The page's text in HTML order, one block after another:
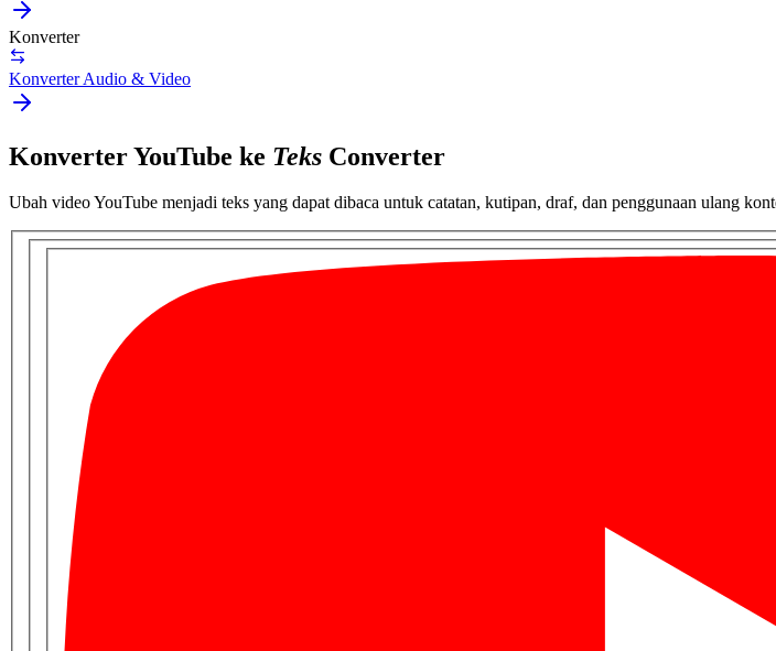
Konverter
Konverter Audio & Video
Konverter YouTube ke Teks Converter
Ubah video YouTube menjadi teks yang dapat dibaca untuk catatan, kutipan, draf, dan penggunaan ulang